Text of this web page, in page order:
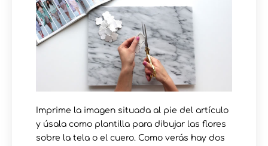
Imprime la imagen situada al pie del artículo
y úsala como plantilla para dibujar las flores
sobre la tela o el cuero. Como verás hay dos